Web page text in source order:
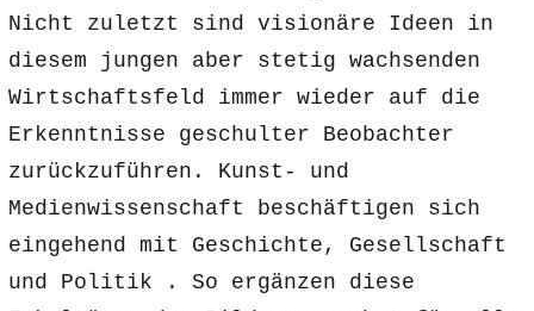
Nicht zuletzt sind visionäre Ideen in
diesem jungen aber stetig wachsenden
Wirtschaftsfeld immer wieder auf die
Erkenntnisse geschulter Beobachter
zurückzuführen. Kunst- und
Medienwissenschaft beschäftigen sich
eingehend mit Geschichte, Gesellschaft
und Politik . So ergänzen diese